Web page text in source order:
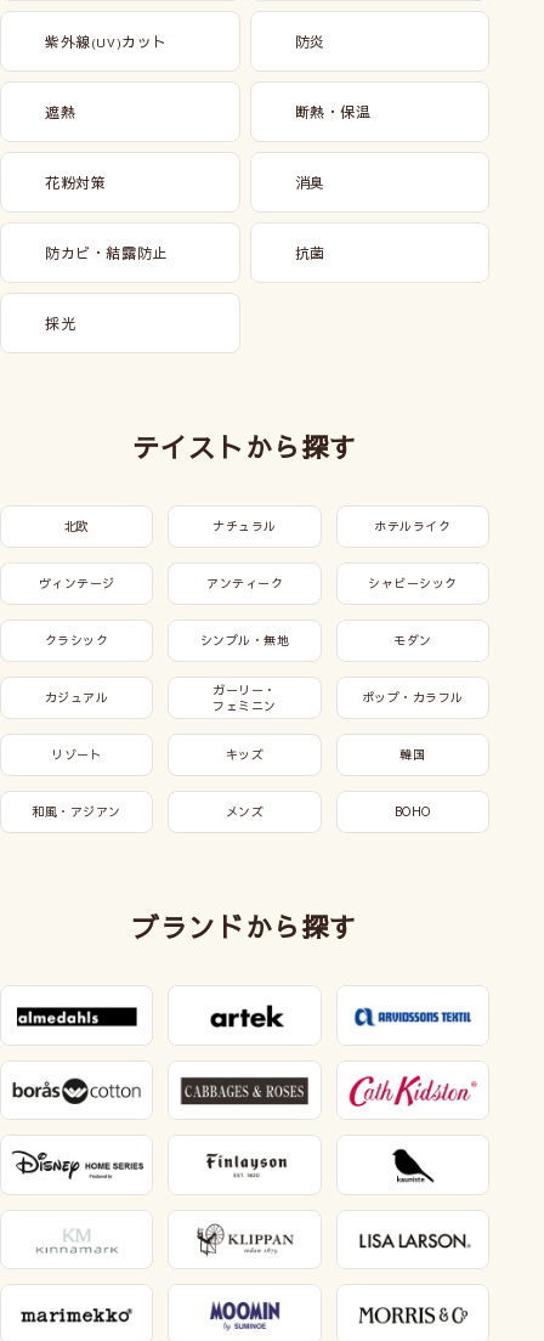
紫外線(UV)カット 防炎
遮熱 断熱・保温
花粉対策 消臭
防カビ・結露防止 抗菌
採光
テイストから探す
北欧 ナチュラル ホテルライク
ヴィンテージ アンティーク シャビーシック
クラシック シンプル・無地 モダン
カジュアル
ガーリー・
フェミニン
ポップ・カラフル
リゾート キッズ 韓国
和風・アジアン メンズ BOHO
ブランドから探す